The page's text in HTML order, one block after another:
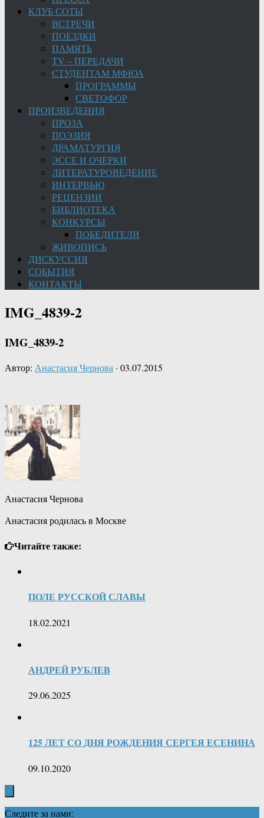
КЛУБ СОТЫ
ВСТРЕЧИ
ПОЕЗДКИ
ПАМЯТЬ
TV – ПЕРЕДАЧИ
СТУДЕНТАМ МФЮА
ПРОГРАММЫ
СВЕТОФОР
ПРОИЗВЕДЕНИЯ
ПРОЗА
ПОЭЗИЯ
ДРАМАТУРГИЯ
ЭССЕ И ОЧЕРКИ
ЛИТЕРАТУРОВЕДЕНИЕ
ИНТЕРВЬЮ
РЕЦЕНЗИИ
БИБЛИОТЕКА
КОНКУРСЫ
ПОБЕДИТЕЛИ
ЖИВОПИСЬ
ДИСКУССИЯ
СОБЫТИЯ
КОНТАКТЫ
IMG_4839-2
IMG_4839-2
Автор: Анастасия Чернова · 03.07.2015
Анастасия Чернова
Анастасия родилась в Москве
Читайте также:
ПОЛЕ РУССКОЙ СЛАВЫ
18.02.2021
АНДРЕЙ РУБЛЕВ
29.06.2025
125 ЛЕТ СО ДНЯ РОЖДЕНИЯ СЕРГЕЯ ЕСЕНИНА
09.10.2020
Следите за нами: